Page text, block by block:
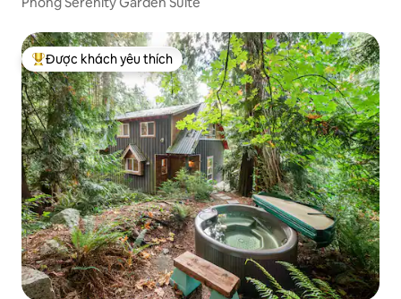
Được khách yêu thích nhất
Được khách yêu thích